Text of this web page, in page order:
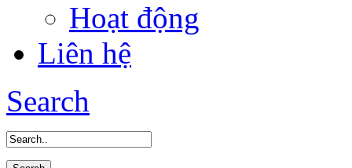
Hoạt động
Liên hệ
Search